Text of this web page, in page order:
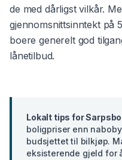
de med dårligst vilkår.
gjennomsnittsinntekt på
boere generelt god
lånetilbud.
Lokalt tips for
boligpriser enn
budsjettet til bilkjøp.
eksisterende gjeld for